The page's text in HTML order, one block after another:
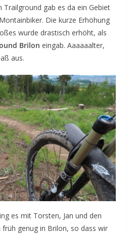
Trailground gab es da ein Gebiet
Die kurze Erhöhung
wurde drastisch erhöht, als
Brilon eingab. Aaaaaalter,
aus.
es mit Torsten, Jan und den
genug in Brilon, so dass wir